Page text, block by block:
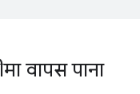
वापस पाना